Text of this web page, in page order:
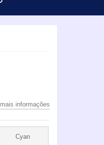
mais informações
Cyan